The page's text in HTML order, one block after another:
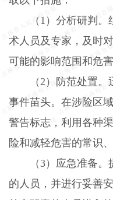
（ 1 ）分析研判。
术人员及专家，及时
可能的影响范围和危害
（ 2 ）防范处置。
事件苗头。在涉险区
警告标志，利用各种
险和减轻危害的常识
（ 3）应急准备。
的人员，并进行妥善